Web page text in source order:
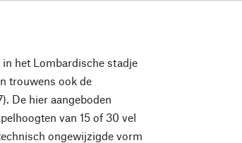
het Lombardische stadje
trouwens ook de
De hier aangeboden
van 15 of 30 vel
ongewijzigde vorm